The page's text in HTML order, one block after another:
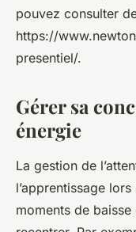
pouvez consulter
https://
presentiel/.
Gérer sa
énergie
La gestion de
l’apprentissage
moments de baisse